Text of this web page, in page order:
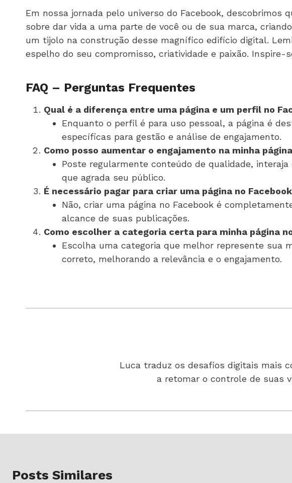
Em nossa jornada pelo universo do Facebook,
sobre dar vida a uma parte de você ou de sua marca,
um tijolo na construção desse magnífico edifício digital.
espelho do seu compromisso, criatividade e paixão.
FAQ – Perguntas Frequentes
Qual é a diferença entre uma página e um perfil no
Enquanto o perfil é para uso pessoal, a página é
específicas para gestão e análise de engajamento.
Como posso aumentar o engajamento na minha
Poste regularmente conteúdo de qualidade,
que agrada seu público.
É necessário pagar para criar uma página no
Não, criar uma página no Facebook é
alcance de suas publicações.
Como escolher a categoria certa para minha página
Escolha uma categoria que melhor represente sua
correto, melhorando a relevância e o engajamento.
Luca traduz os desafios digitais mais
a retomar o controle de suas
Posts Similares